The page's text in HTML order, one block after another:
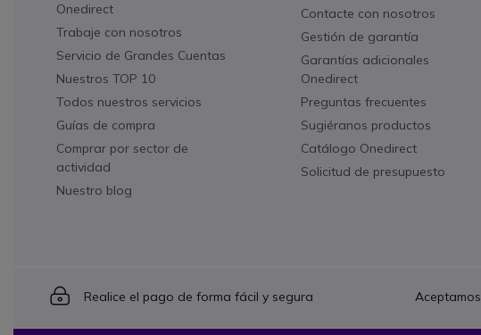
Onedirect
Trabaje con nosotros
Servicio de Grandes Cuentas
Nuestros TOP 10
Todos nuestros servicios
Guías de compra
Comprar por sector de
actividad
Nuestro blog
Contacte con nosotros
Gestión de garantía
Garantías adicionales
Onedirect
Preguntas frecuentes
Sugiéranos productos
Catálogo Onedirect
Solicitud de presupuesto
Icon
Realice el pago de forma fácil y segura Aceptamos